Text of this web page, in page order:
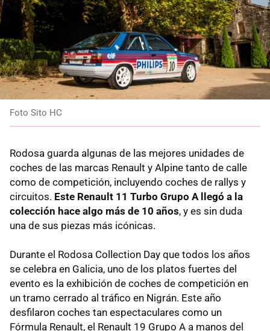
Foto Sito HC
Rodosa guarda algunas de las mejores unidades de
coches de las marcas Renault y Alpine tanto de calle
como de competición, incluyendo coches de rallys y
circuitos. Este Renault 11 Turbo Grupo A llegó a la
colección hace algo más de 10 años, y es sin duda
una de sus piezas más icónicas.
Durante el Rodosa Collection Day que todos los años
se celebra en Galicia, uno de los platos fuertes del
evento es la exhibición de coches de competición en
un tramo cerrado al tráfico en Nigrán. Este año
desfilaron coches tan espectaculares como un
Fórmula Renault, el Renault 19 Grupo A a manos del